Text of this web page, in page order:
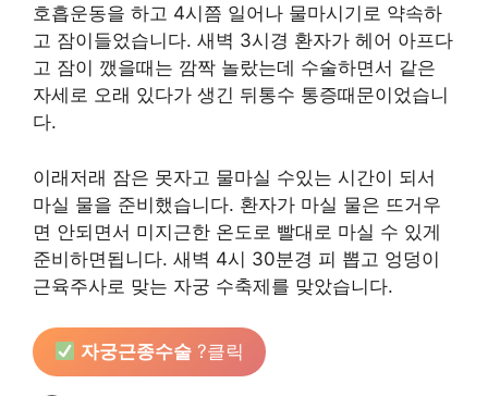
호흡운동을 하고 4시쯤 일어나 물마시기로 약속하
고 잠이들었습니다. 새벽 3시경 환자가 헤어 아프다
고 잠이 깼을때는 깜짝 놀랐는데 수술하면서 같은
자세로 오래 있다가 생긴 뒤통수 통증때문이었습니
다.
이래저래 잠은 못자고 물마실 수있는 시간이 되서
마실 물을 준비했습니다. 환자가 마실 물은 뜨거우
면 안되면서 미지근한 온도로 빨대로 마실 수 있게
준비하면됩니다. 새벽 4시 30분경 피 뽑고 엉덩이
근육주사로 맞는 자궁 수축제를 맞았습니다.
자궁근종수술 ?클릭